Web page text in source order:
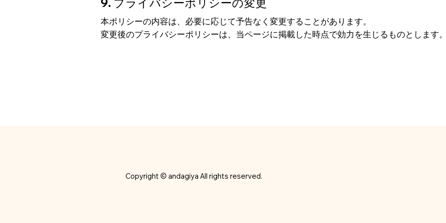
本ポリシーの内容は、必要に応じて予告なく変更することがあります。
変更後のプライバシーポリシーは、当ページに掲載した時点で効力を生じるものとします
Copyright © andagiya All rights reserved.